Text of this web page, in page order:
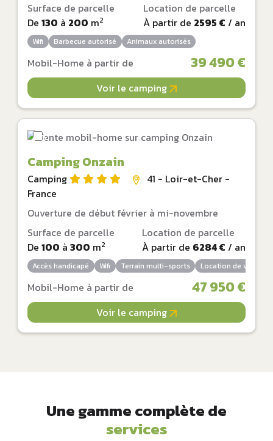
Surface de parcelle
De 130 à 200 m2
Location de parcelle
À partir de 2595 € / an
Wifi Barbecue autorisé Animaux autorisés
Mobil-Home à partir de 39 490 €
Voir le camping
Camping Onzain
Camping
41 - Loir-et-Cher -
France
Ouverture de début février à mi-novembre
Surface de parcelle
De 100 à 300 m2
Location de parcelle
À partir de 6284 € / an
Accès handicapé Wifi Terrain multi-sports Location de vélos
Mobil-Home à partir de 47 950 €
Voir le camping
Une gamme complète de
services